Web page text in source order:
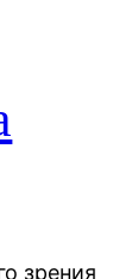
зрения